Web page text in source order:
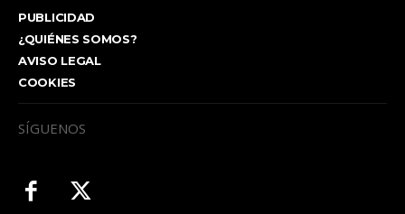
PUBLICIDAD
¿QUIÉNES SOMOS?
AVISO LEGAL
COOKIES
SÍGUENOS